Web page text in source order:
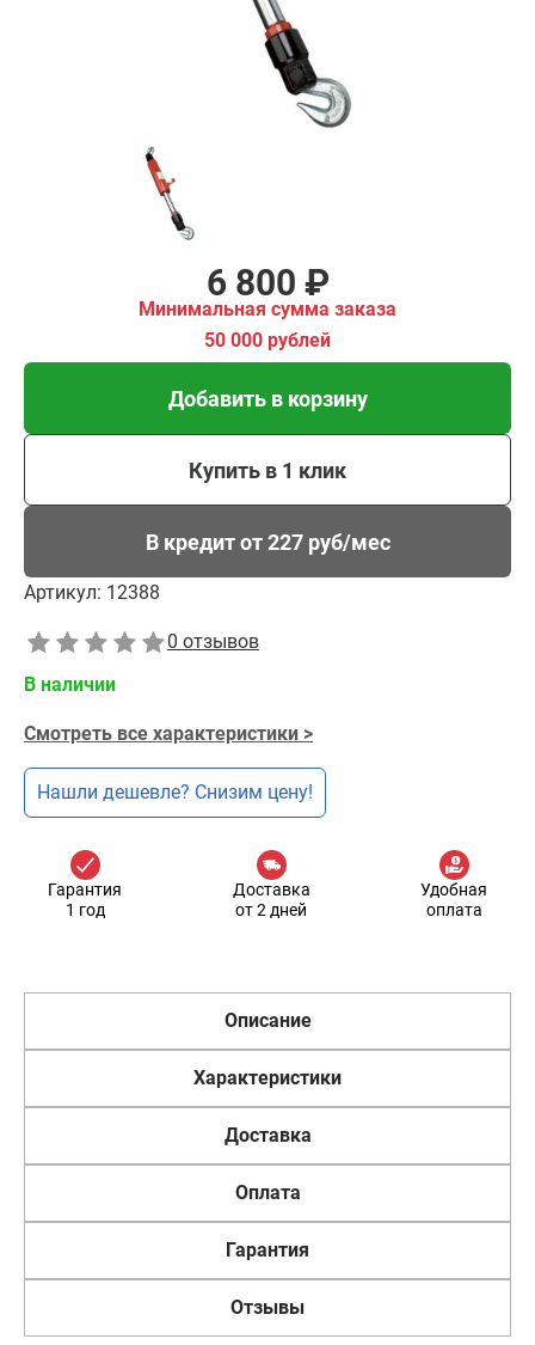
6 800 ₽
Минимальная сумма заказа
50 000 рублей
Добавить в корзину
Купить в 1 клик
В кредит от 227 руб/мес
Артикул: 12388
0 отзывов
В наличии
Смотреть все характеристики >
Нашли дешевле? Снизим цену!
Гарантия
1 год
Доставка
от 2 дней
Удобная
оплата
Описание
Характеристики
Доставка
Оплата
Гарантия
Отзывы
Купить в 1 клик
В кредит от 227 руб/